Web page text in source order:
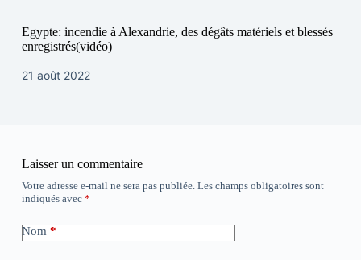
Egypte: incendie à Alexandrie, des dégâts matériels et blessés
enregistrés(vidéo)
21 août 2022
Laisser un commentaire
Votre adresse e-mail ne sera pas publiée. Les champs obligatoires sont
indiqués avec *
Nom *